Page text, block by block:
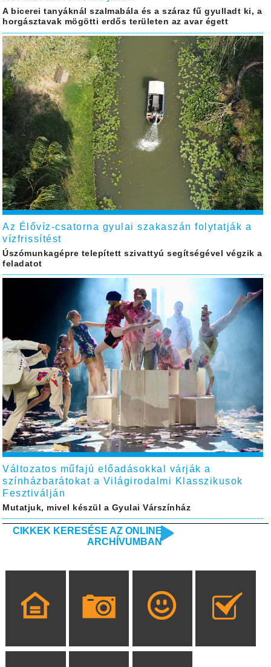
A bicerei tanyáknál szalmabála és a száraz fű gyulladt ki, a
horgásztavak mögötti erdős területen az avar égett
Az Élővíz-csatorna gyulai szakaszán folytatják a
vízfrissítést
Úszómunkagépre telepített szivattyú segítségével végzik a
feladatot
Változatos műfajú előadásokkal várják a
színházbarátokat a Világirodalmi Klasszikusok
Fesztiválján
Mutatjuk, mivel készül a Gyulai Várszínház
CIKKEK KERESÉSE AZ ONLINE
ARCHÍVUMBAN